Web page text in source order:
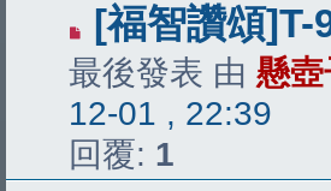
[福智讚頌]T-
最後發表 由 懸壺
12-01 , 22:39
回覆: 1